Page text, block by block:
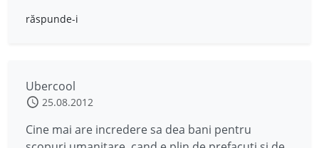
răspunde-i
Ubercool
25.08.2012
Cine mai are incredere sa dea bani pentru